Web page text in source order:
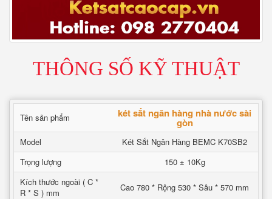
THÔNG SỐ KỸ THUẬT
Tên sản phẩm két sắt ngân hàng nhà nước sài
gòn
Model
Két Sắt Ngân Hàng BEMC K70SB2
Trọng lượng
150 ± 10Kg
Kích thước ngoài ( C *
R * S ) mm
Cao 780 * Rộng 530 * Sâu * 570 mm